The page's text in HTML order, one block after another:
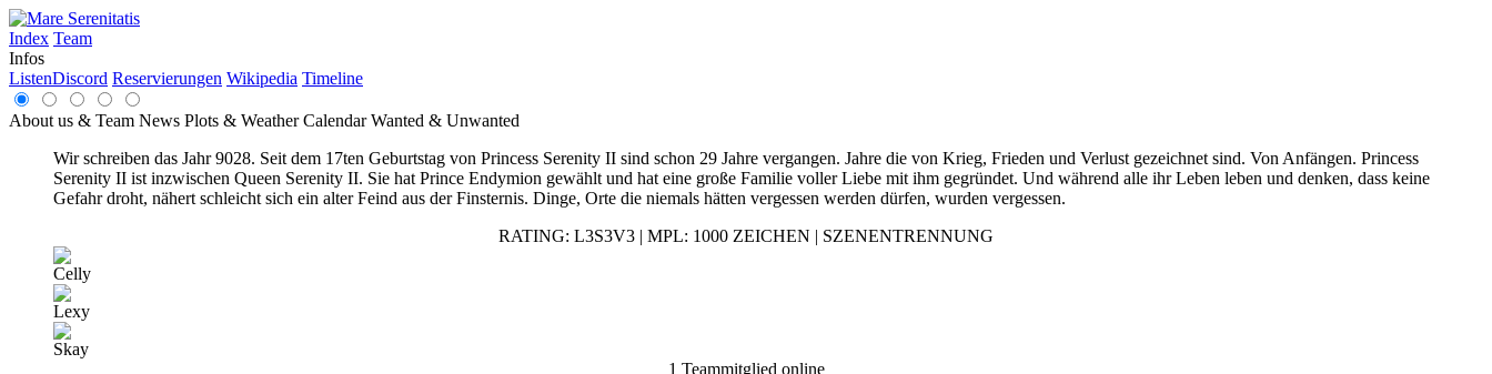
Index Team
Infos
ListenDiscord Reservierungen Wikipedia Timeline
About us & Team News Plots & WeatherCalendarWanted & Unwanted
Wir schreiben das Jahr 9028. Seit dem 17ten Geburtstag von Princess Serenity II sind schon 29 Jahre vergangen. Jahre die von Krieg, Frieden und Verlust gezeichnet sind. Von Anfängen. Princess
Serenity II ist inzwischen Queen Serenity II. Sie hat Prince Endymion gewählt und hat eine große Familie voller Liebe mit ihm gegründet. Und während alle ihr Leben leben und denken, dass keine
Gefahr droht, nähert schleicht sich ein alter Feind aus der Finsternis. Dinge, Orte die niemals hätten vergessen werden dürfen, wurden vergessen.
RATING: L3S3V3 | MPL: 1000 ZEICHEN | SZENENTRENNUNG
Celly
Lexy
Skay
1 Teammitglied online